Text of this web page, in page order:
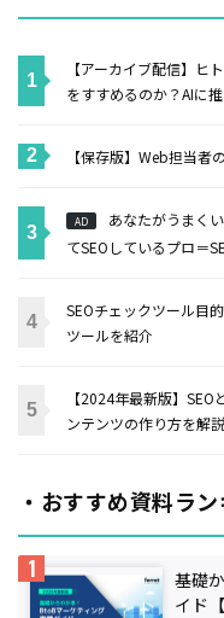
【アーカイブ配信】ヒ
をすすめるのか？AIに推
【保存版】Web担当
AD
あなたがうまく
てSEOしているプロ＝
SEOチェックツール目
ツールを紹介
【2024年最新版】
ンテンツの作り方を解説
・おすすめ資料ラ
基礎
イド